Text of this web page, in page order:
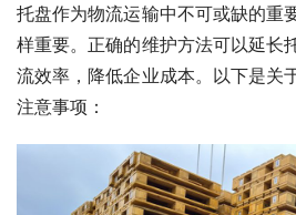
托盘作为物流运输中不可或缺的重
样重要。正确的维护方法可以延长
流效率，降低企业成本。以下是关
注意事项：